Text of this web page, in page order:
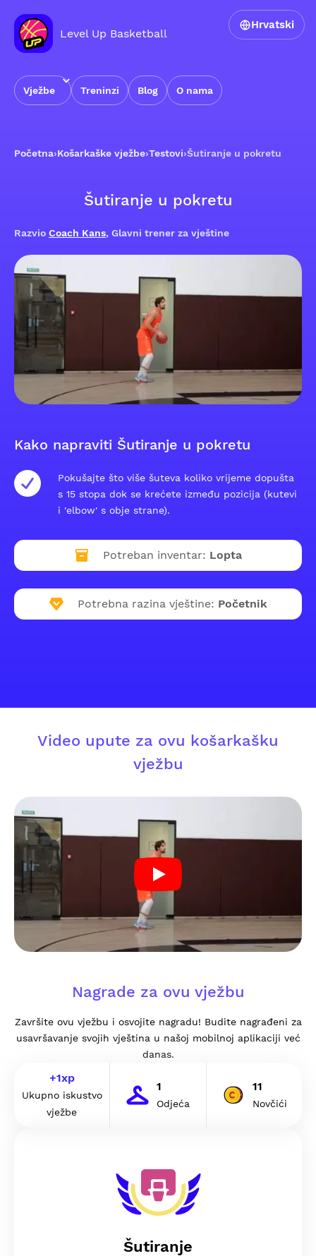
Level Up Basketball
Vježbe Treninzi Blog O nama
Hrvatski
Početna›Košarkaške vježbe›Testovi›Šutiranje u pokretu
Šutiranje u pokretu
Razvio Coach Kans, Glavni trener za vještine
Kako napraviti Šutiranje u pokretu
Pokušajte što više šuteva koliko vrijeme dopušta
s 15 stopa dok se krećete između pozicija (kutevi
i 'elbow' s obje strane).
Potreban inventar: Lopta
Potrebna razina vještine: Početnik
Video upute za ovu košarkašku
vježbu
Nagrade za ovu vježbu
Završite ovu vježbu i osvojite nagradu! Budite nagrađeni za
usavršavanje svojih vještina u našoj mobilnoj aplikaciji već
danas.
+1xp
Ukupno iskustvo
vježbe
1
Odjeća
11
Novčići
Šutiranje